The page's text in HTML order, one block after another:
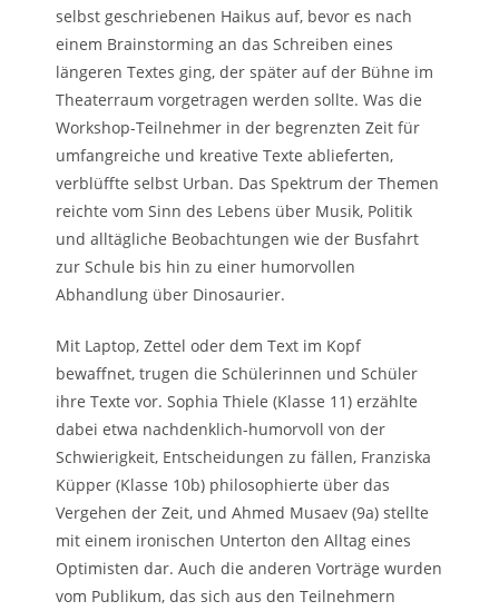
selbst geschriebenen Haikus auf, bevor es nach
einem Brainstorming an das Schreiben eines
längeren Textes ging, der später auf der Bühne im
Theaterraum vorgetragen werden sollte. Was die
Workshop-Teilnehmer in der begrenzten Zeit für
umfangreiche und kreative Texte ablieferten,
verblüffte selbst Urban. Das Spektrum der Themen
reichte vom Sinn des Lebens über Musik, Politik
und alltägliche Beobachtungen wie der Busfahrt
zur Schule bis hin zu einer humorvollen
Abhandlung über Dinosaurier.
Mit Laptop, Zettel oder dem Text im Kopf
bewaffnet, trugen die Schülerinnen und Schüler
ihre Texte vor. Sophia Thiele (Klasse 11) erzählte
dabei etwa nachdenklich-humorvoll von der
Schwierigkeit, Entscheidungen zu fällen, Franziska
Küpper (Klasse 10b) philosophierte über das
Vergehen der Zeit, und Ahmed Musaev (9a) stellte
mit einem ironischen Unterton den Alltag eines
Optimisten dar. Auch die anderen Vorträge wurden
vom Publikum, das sich aus den Teilnehmern